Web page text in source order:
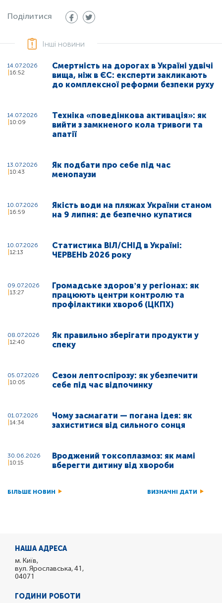
Поділитися
Інші новини
14.07.2026
16:52
Смертність на дорогах в Україні удвічі
вища, ніж в ЄС: експерти закликають
до комплексної реформи безпеки руху
14.07.2026
10:09
Техніка «поведінкова активація»: як
вийти з замкненого кола тривоги та
апатії
13.07.2026
10:43
Як подбати про себе під час
менопаузи
10.07.2026
16:59
Якість води на пляжах України станом
на 9 липня: де безпечно купатися
10.07.2026
12:13
Статистика ВІЛ/СНІД в Україні:
ЧЕРВЕНЬ 2026 року
09.07.2026
13:27
Громадське здоровʼя у регіонах: як
працюють центри контролю та
профілактики хвороб (ЦКПХ)
08.07.2026
12:40
Як правильно зберігати продукти у
спеку
05.07.2026
10:05
Сезон лептоспірозу: як убезпечити
себе під час відпочинку
01.07.2026
14:34
Чому засмагати — погана ідея: як
захиститися від сильного сонця
30.06.2026
10:15
Вроджений токсоплазмоз: як мамі
вберегти дитину від хвороби
БІЛЬШЕ НОВИН ВИЗНАЧНІ ДАТИ
НАША АДРЕСА
м. Київ,
вул. Ярославська, 41,
04071
ГОДИНИ РОБОТИ